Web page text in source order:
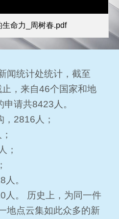
生命力_周树春.pdf
闻统计处统计，截至
，来自46个国家和地
请共8423人。
2816人；
；
。
人。 历史上，为同一件
地点云集如此众多的新